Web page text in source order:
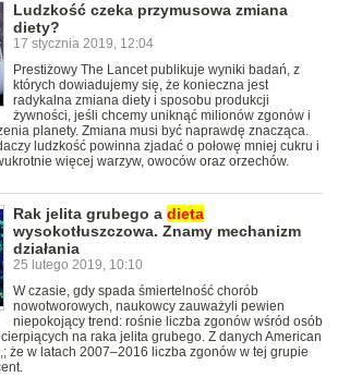
Ludzkość czeka przymusowa zmiana
diety?
17 stycznia 2019, 12:04
Prestiżowy The Lancet publikuje wyniki badań, z
których dowiadujemy się, że konieczna jest
radykalna zmiana diety i sposobu produkcji
żywności, jeśli chcemy uniknąć milionów zgonów i
planety. Zmiana musi być naprawdę znacząca.
ludzkość powinna zjadać o połowę mniej cukru i
więcej warzyw, owoców oraz orzechów.
Rak jelita grubego a dieta
wysokotłuszczowa. Znamy mechanizm
działania
25 lutego 2019, 10:10
W czasie, gdy spada śmiertelność chorób
nowotworowych, naukowcy zauważyli pewien
niepokojący trend: rośnie liczba zgonów wśród osób
na raka jelita grubego. Z danych American
że w latach 2007–2016 liczba zgonów w tej grupie